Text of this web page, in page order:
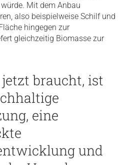
Mit dem Anbau
also beispielweise Schilf und
hingegen zur
gleichzeitig Biomasse zur
jetzt braucht, ist
eine
und